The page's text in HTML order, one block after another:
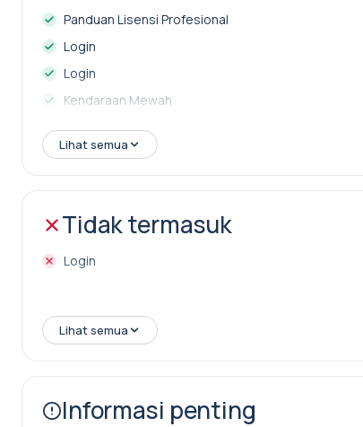
Panduan Lisensi Profesional
Login
Login
Kendaraan Mewah
Pilih dan lepas dari hotel Anda
Lihat semua
Tidak termasuk
Login
Lihat semua
Informasi penting